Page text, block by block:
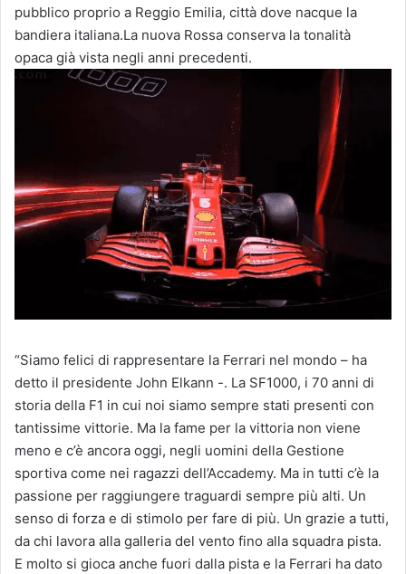
pubblico proprio a Reggio Emilia, città dove nacque la
bandiera italiana.La nuova Rossa conserva la tonalità
opaca già vista negli anni precedenti.
“Siamo felici di rappresentare la Ferrari nel mondo – ha
detto il presidente John Elkann -. La SF1000, i 70 anni di
storia della F1 in cui noi siamo sempre stati presenti con
tantissime vittorie. Ma la fame per la vittoria non viene
meno e c’è ancora oggi, negli uomini della Gestione
sportiva come nei ragazzi dell’Accademy. Ma in tutti c’è la
passione per raggiungere traguardi sempre più alti. Un
senso di forza e di stimolo per fare di più. Un grazie a tutti,
da chi lavora alla galleria del vento fino alla squadra pista.
E molto si gioca anche fuori dalla pista e la Ferrari ha dato